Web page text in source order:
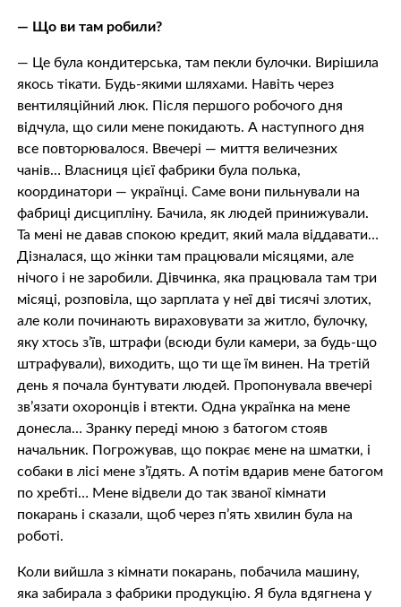
— Що ви там робили?
— Це була кондитерська, там пекли булочки. Вирішила
якось тікати. Будь-якими шляхами. Навіть через
вентиляційний люк. Після першого робочого дня
відчула, що сили мене покидають. А наступного дня
все повторювалося. Ввечері — миття величезних
чанів… Власниця цієї фабрики була полька,
координатори — українці. Саме вони пильнували на
фабриці дисципліну. Бачила, як людей принижували.
Та мені не давав спокою кредит, який мала віддавати…
Дізналася, що жінки там працювали місяцями, але
нічого і не заробили. Дівчинка, яка працювала там три
місяці, розповіла, що зарплата у неї дві тисячі злотих,
але коли починають вираховувати за житло, булочку,
яку хтось з’їв, штрафи (всюди були камери, за будь-що
штрафували), виходить, що ти ще їм винен. На третій
день я почала бунтувати людей. Пропонувала ввечері
зв’язати охоронців і втекти. Одна українка на мене
донесла… Зранку переді мною з батогом стояв
начальник. Погрожував, що покрає мене на шматки, і
собаки в лісі мене з’їдять. А потім вдарив мене батогом
по хребті… Мене відвели до так званої кімнати
покарань і сказали, щоб через п’ять хвилин була на
роботі.
Коли вийшла з кімнати покарань, побачила машину,
яка забирала з фабрики продукцію. Я була вдягнена у